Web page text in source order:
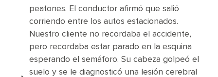
peatones. El conductor afirmó que salió
corriendo entre los autos estacionados.
Nuestro cliente no recordaba el accidente,
pero recordaba estar parado en la esquina
esperando el semáforo. Su cabeza golpeó el
suelo y se le diagnosticó una lesión cerebral